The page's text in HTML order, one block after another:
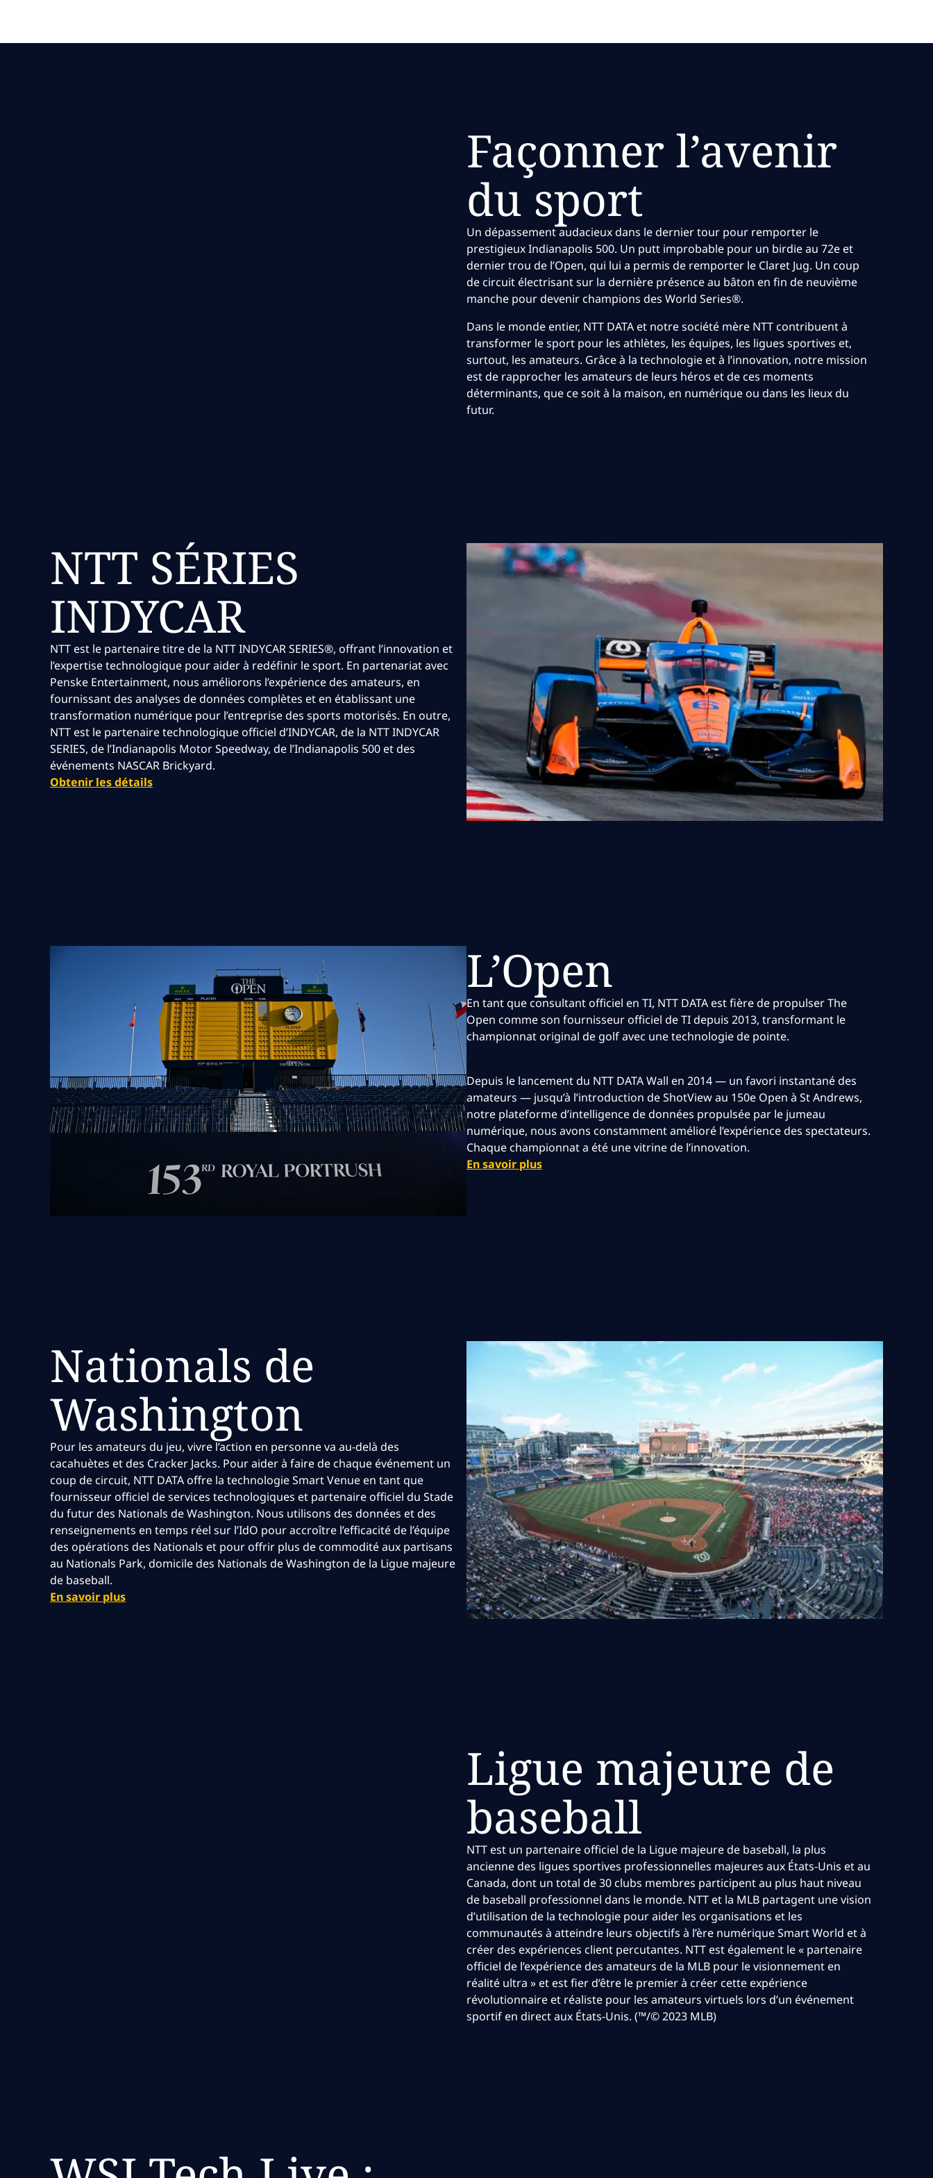
Façonner l’avenir
du sport
Un dépassement audacieux dans le dernier tour pour remporter le
prestigieux Indianapolis 500. Un putt improbable pour un birdie au 72e et
dernier trou de l’Open, qui lui a permis de remporter le Claret Jug. Un coup
de circuit électrisant sur la dernière présence au bâton en fin de neuvième
manche pour devenir champions des World Series®.
Dans le monde entier, NTT DATA et notre société mère NTT contribuent à
transformer le sport pour les athlètes, les équipes, les ligues sportives et,
surtout, les amateurs. Grâce à la technologie et à l’innovation, notre mission
est de rapprocher les amateurs de leurs héros et de ces moments
déterminants, que ce soit à la maison, en numérique ou dans les lieux du
futur.
NTT SÉRIES
INDYCAR
NTT est le partenaire titre de la NTT INDYCAR SERIES®, offrant l’innovation et
l’expertise technologique pour aider à redéfinir le sport. En partenariat avec
Penske Entertainment, nous améliorons l’expérience des amateurs, en
fournissant des analyses de données complètes et en établissant une
transformation numérique pour l’entreprise des sports motorisés. En outre,
NTT est le partenaire technologique officiel d’INDYCAR, de la NTT INDYCAR
SERIES, de l’Indianapolis Motor Speedway, de l’Indianapolis 500 et des
événements NASCAR Brickyard.
Obtenir les détails
L’Open
En tant que consultant officiel en TI, NTT DATA est fière de propulser The
Open comme son fournisseur officiel de TI depuis 2013, transformant le
championnat original de golf avec une technologie de pointe.
Depuis le lancement du NTT DATA Wall en 2014 — un favori instantané des
amateurs — jusqu’à l’introduction de ShotView au 150e Open à St Andrews,
notre plateforme d’intelligence de données propulsée par le jumeau
numérique, nous avons constamment amélioré l’expérience des spectateurs.
Chaque championnat a été une vitrine de l’innovation.
En savoir plus
Nationals de
Washington
Pour les amateurs du jeu, vivre l’action en personne va au-delà des
cacahuètes et des Cracker Jacks. Pour aider à faire de chaque événement un
coup de circuit, NTT DATA offre la technologie Smart Venue en tant que
fournisseur officiel de services technologiques et partenaire officiel du Stade
du futur des Nationals de Washington. Nous utilisons des données et des
renseignements en temps réel sur l’IdO pour accroître l’efficacité de l’équipe
des opérations des Nationals et pour offrir plus de commodité aux partisans
au Nationals Park, domicile des Nationals de Washington de la Ligue majeure
de baseball.
En savoir plus
Ligue majeure de
baseball
NTT est un partenaire officiel de la Ligue majeure de baseball, la plus
ancienne des ligues sportives professionnelles majeures aux États-Unis et au
Canada, dont un total de 30 clubs membres participent au plus haut niveau
de baseball professionnel dans le monde. NTT et la MLB partagent une vision
d’utilisation de la technologie pour aider les organisations et les
communautés à atteindre leurs objectifs à l’ère numérique Smart World et à
créer des expériences client percutantes. NTT est également le « partenaire
officiel de l’expérience des amateurs de la MLB pour le visionnement en
réalité ultra » et est fier d’être le premier à créer cette expérience
révolutionnaire et réaliste pour les amateurs virtuels lors d’un événement
sportif en direct aux États-Unis. (™/© 2023 MLB)